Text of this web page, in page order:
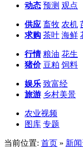
动态 预测 观点
供应 畜牧 农机
求购 茶叶 海鲜
行情 粮油 花生
猪价 豆粕 饲料
娱乐 致富经
旅游 乡村美景
农业视频
图库 专题
当前位置: 首页 » 新